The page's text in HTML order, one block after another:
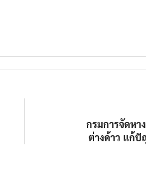
กรมการจัดหา
ต่างด้าว แก้ปั